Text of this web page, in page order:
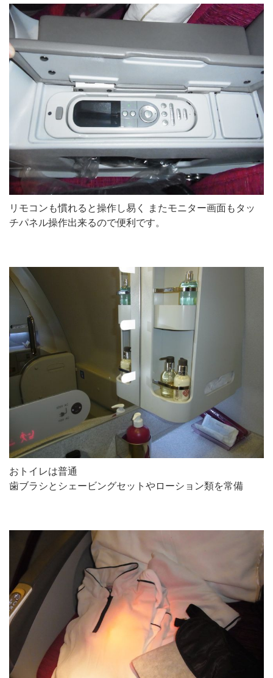
リモコンも慣れると操作し易く またモニター画面もタッ
チパネル操作出来るので便利です。
おトイレは普通
歯ブラシとシェービングセットやローション類を常備